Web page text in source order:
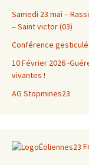
Samedi 23 mai –
– Saint victor (03)
Conférence
10 Février 2026 -
vivantes !
AG Stopmines23